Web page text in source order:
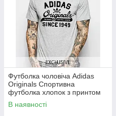
Футболка чоловіча Adidas
Originals Спортивна
футболка хлопок з принтом
Адідас Ориджинал Орігіналз
сіра
В наявності